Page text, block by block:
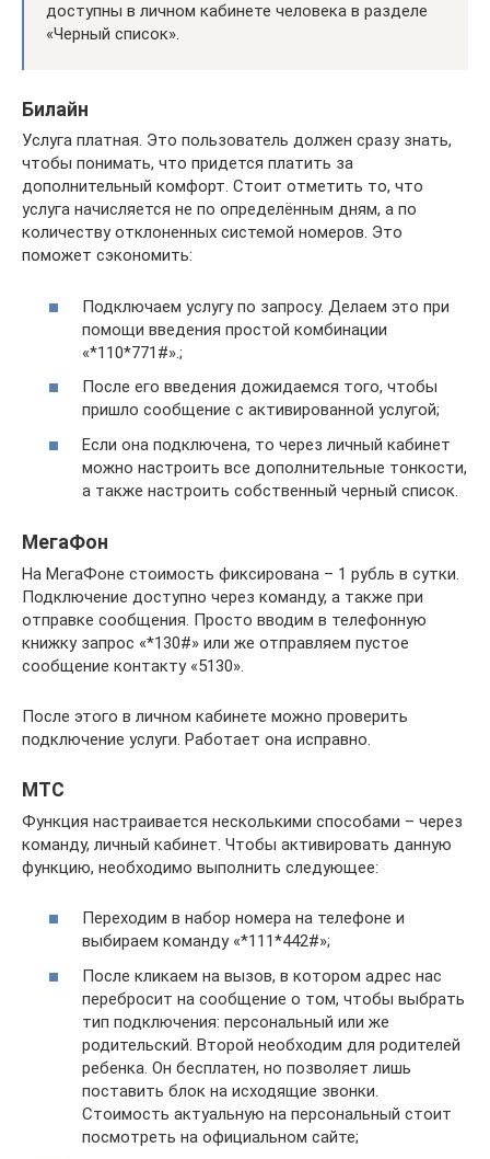
доступны в личном кабинете человека в разделе
«Черный список».
Билайн
Услуга платная. Это пользователь должен сразу знать,
чтобы понимать, что придется платить за
дополнительный комфорт. Стоит отметить то, что
услуга начисляется не по определённым дням, а по
количеству отклоненных системой номеров. Это
поможет сэкономить:
Подключаем услугу по запросу. Делаем это при
помощи введения простой комбинации
«*110*771#».;
После его введения дожидаемся того, чтобы
пришло сообщение с активированной услугой;
Если она подключена, то через личный кабинет
можно настроить все дополнительные тонкости,
а также настроить собственный черный список.
МегаФон
На МегаФоне стоимость фиксирована – 1 рубль в сутки.
Подключение доступно через команду, а также при
отправке сообщения. Просто вводим в телефонную
книжку запрос «*130#» или же отправляем пустое
сообщение контакту «5130».
После этого в личном кабинете можно проверить
подключение услуги. Работает она исправно.
МТС
Функция настраивается несколькими способами – через
команду, личный кабинет. Чтобы активировать данную
функцию, необходимо выполнить следующее:
Переходим в набор номера на телефоне и
выбираем команду «*111*442#»;
После кликаем на вызов, в котором адрес нас
перебросит на сообщение о том, чтобы выбрать
тип подключения: персональный или же
родительский. Второй необходим для родителей
ребенка. Он бесплатен, но позволяет лишь
поставить блок на исходящие звонки.
Стоимость актуальную на персональный стоит
посмотреть на официальном сайте;